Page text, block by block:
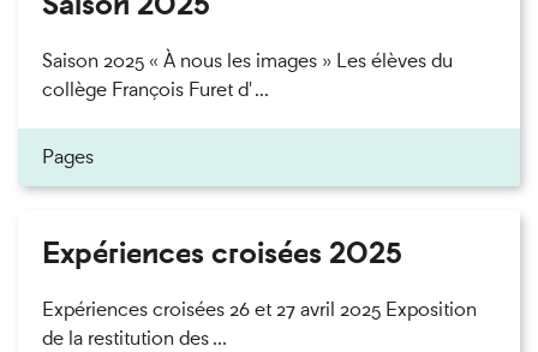
Saison 2025 « À nous les images » Les élèves du
collège François Furet d' ...
Pages
Expériences croisées 2025
Expériences croisées 26 et 27 avril 2025 Exposition
de la restitution des ...